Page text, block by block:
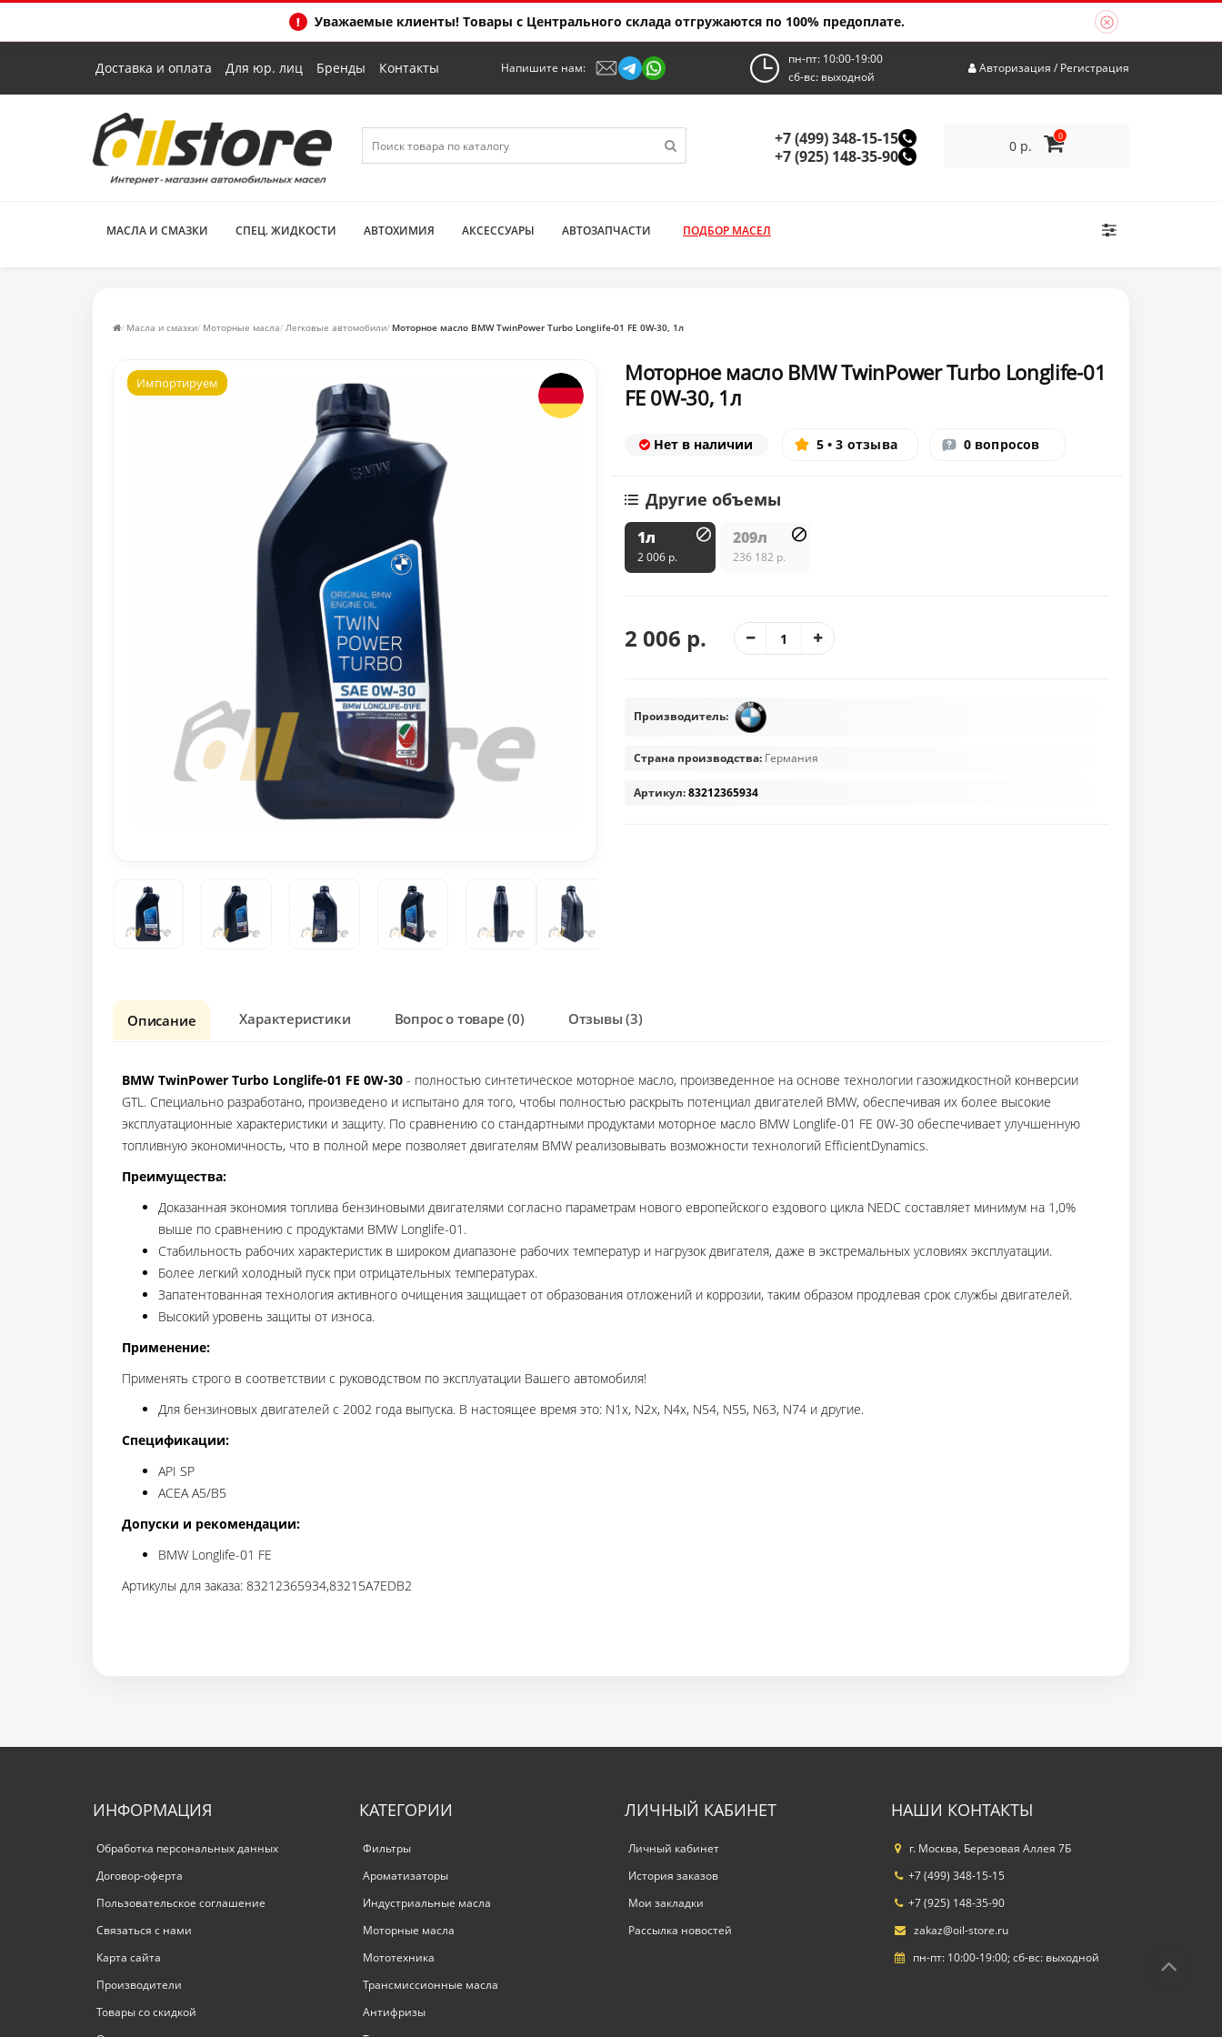
Уважаемые клиенты! Товары с Центрального склада отгружаются по 100% предоплате.
Доставка и оплата Для юр. лиц Бренды Контакты Напишите нам:
пн-пт: 10:00-19:00
сб-вс: выходной
Авторизация / Регистрация
+7 (499) 348-15-15
+7 (925) 148-35-90
0 р.
0
МАСЛА И СМАЗКИ СПЕЦ. ЖИДКОСТИ АВТОХИМИЯ АКСЕССУАРЫ АВТОЗАПЧАСТИ ПОДБОР МАСЕЛ
Масла и смазки Моторные масла Легковые автомобили Моторное масло BMW TwinPower Turbo Longlife-01 FE 0W-30, 1л
Импортируем
Моторное масло BMW TwinPower Turbo Longlife-01
FE 0W-30, 1л
Нет в наличии 5 • 3 отзыва 0 вопросов
Другие объемы
1л
2 006 р.
209л
236 182 р.
2 006 р.
Производитель:
Страна производства: Германия
Артикул:83212365934
Описание Характеристики Вопрос о товаре (0) Отзывы (3)
BMW TwinPower Turbo Longlife-01 FE 0W-30 - полностью синтетическое моторное масло, произведенное на основе технологии газожидкостной конверсии
GTL. Специально разработано, произведено и испытано для того, чтобы полностью раскрыть потенциал двигателей BMW, обеспечивая их более высокие
эксплуатационные характеристики и защиту. По сравнению со стандартными продуктами моторное масло BMW Longlife-01 FE 0W-30 обеспечивает улучшенную
топливную экономичность, что в полной мере позволяет двигателям BMW реализовывать возможности технологий EfficientDynamics.
Преимущества:
Доказанная экономия топлива бензиновыми двигателями согласно параметрам нового европейского ездового цикла NEDC составляет минимум на 1,0%
выше по сравнению с продуктами BMW Longlife-01.
Стабильность рабочих характеристик в широком диапазоне рабочих температур и нагрузок двигателя, даже в экстремальных условиях эксплуатации.
Более легкий холодный пуск при отрицательных температурах.
Запатентованная технология активного очищения защищает от образования отложений и коррозии, таким образом продлевая срок службы двигателей.
Высокий уровень защиты от износа.
Применение:
Применять строго в соответствии с руководством по эксплуатации Вашего автомобиля!
Для бензиновых двигателей с 2002 года выпуска. В настоящее время это: N1x, N2x, N4x, N54, N55, N63, N74 и другие.
Спецификации:
API SP
ACEA A5/B5
Допуски и рекомендации:
BMW Longlife-01 FE
Артикулы для заказа: 83212365934,83215A7EDB2
ИНФОРМАЦИЯ
Обработка персональных данных
Договор-оферта
Пользовательское соглашение
Связаться с нами
Карта сайта
Производители
Товары со скидкой
КАТЕГОРИИ
Фильтры
Ароматизаторы
Индустриальные масла
Моторные масла
Мототехника
Трансмиссионные масла
Антифризы
ЛИЧНЫЙ КАБИНЕТ
Личный кабинет
История заказов
Мои закладки
Рассылка новостей
НАШИ КОНТАКТЫ
г. Москва, Березовая Аллея 7Б
+7 (499) 348-15-15
+7 (925) 148-35-90
zakaz@oil-store.ru
пн-пт: 10:00-19:00; сб-вс: выходной